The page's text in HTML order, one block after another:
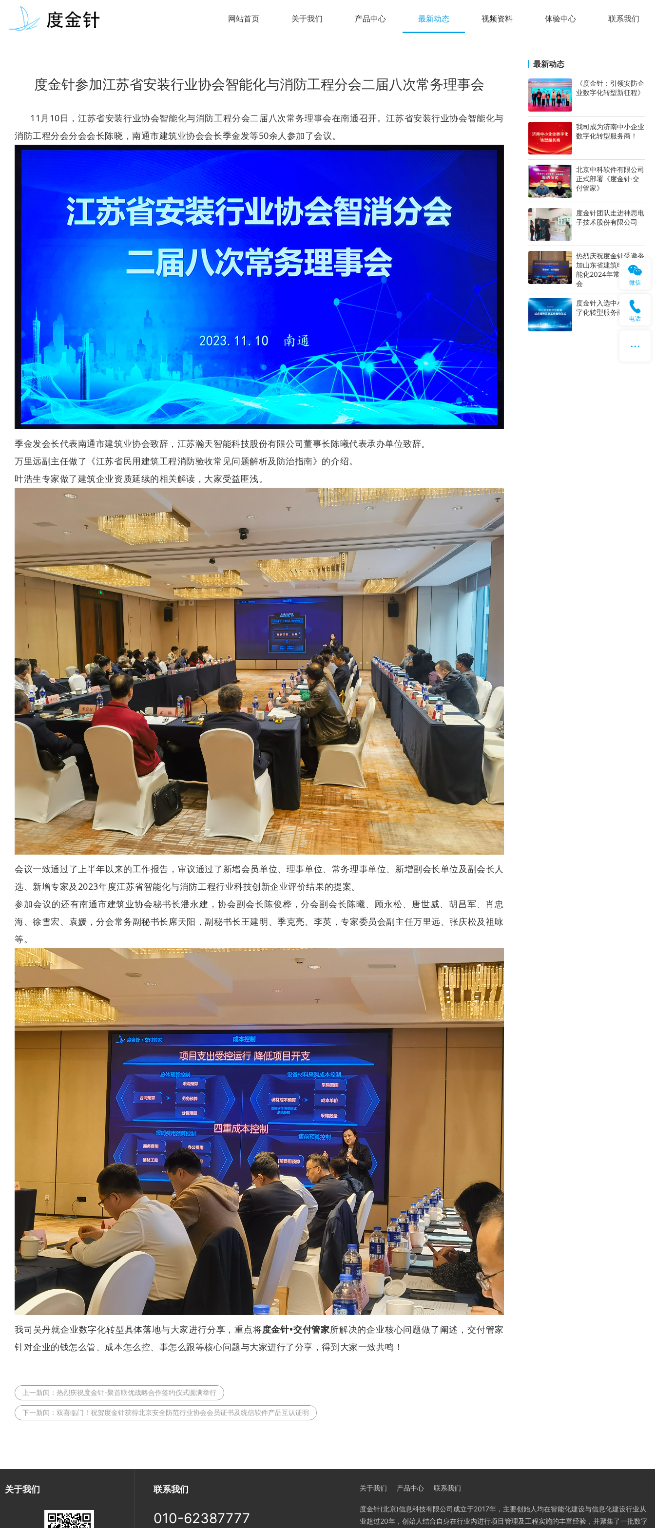
网站首页 关于我们 产品中心 最新动态 视频资料 体验中心 联系我们
最新动态
《度金针：引领安防企
业数字化转型新征程》
我司成为济南中小企业
数字化转型服务商！
北京中科软件有限公司
正式部署《度金针·交
付管家》
度金针团队走进神思电
子技术股份有限公司
热烈庆祝度金针受邀参
加山东省建筑电气与智
能化2024年常务理事
会
度金针入选中小企业数
字化转型服务商
度金针参加江苏省安装行业协会智能化与消防工程分会二届八次常务理事会
11月10日，江苏省安装行业协会智能化与消防工程分会二届八次常务理事会在南通召开。江苏省安装行业协会智能化与
消防工程分会分会会长陈晓，南通市建筑业协会会长季金发等50余人参加了会议。
季金发会长代表南通市建筑业协会致辞，江苏瀚天智能科技股份有限公司董事长陈曦代表承办单位致辞。
万里远副主任做了《江苏省民用建筑工程消防验收常见问题解析及防治指南》的介绍。
叶浩生专家做了建筑企业资质延续的相关解读，大家受益匪浅。
会议一致通过了上半年以来的工作报告，审议通过了新增会员单位、理事单位、常务理事单位、新增副会长单位及副会长人
选、新增专家及2023年度江苏省智能化与消防工程行业科技创新企业评价结果的提案。
参加会议的还有南通市建筑业协会秘书长潘永建，协会副会长陈俊桦，分会副会长陈曦、顾永松、唐世威、胡昌军、肖忠
海、徐雪宏、袁媛，分会常务副秘书长席天阳，副秘书长王建明、季克亮、李英，专家委员会副主任万里远、张庆松及祖咏
等。
我司吴丹就企业数字化转型具体落地与大家进行分享，重点将度金针•交付管家所解决的企业核心问题做了阐述，交付管家
针对企业的钱怎么管、成本怎么控、事怎么跟等核心问题与大家进行了分享，得到大家一致共鸣！
上一新闻： 热烈庆祝度金针-聚首联优战略合作签约仪式圆满举行
下一新闻： 双喜临门！祝贺度金针获得北京安全防范行业协会会员证书及统信软件产品互认证明
关于我们 联系我们
010-62387777
关于我们 产品中心 联系我们
度金针(北京)信息科技有限公司成立于2017年，主要创始人均在智能化建设与信息化建设行业从
业超过20年，创始人结合自身在行业内进行项目管理及工程实施的丰富经验，并聚集了一批数字
微信
电话